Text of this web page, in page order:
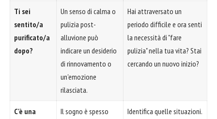
Ti sei
sentito/a
purificato/a
dopo?
Un senso di calma o
pulizia post-
alluvione può
indicare un desiderio
di rinnovamento o
un'emozione
rilasciata.
Hai attraversato un
periodo difficile e ora senti
la necessità di "fare
pulizia" nella tua vita? Stai
cercando un nuovo inizio?
C'è una
Il sogno è spesso
Identifica quelle situazioni.